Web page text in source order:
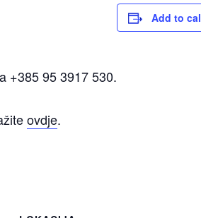
+385 95 3917 530.
ovdje.
Add to